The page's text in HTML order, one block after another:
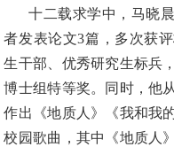
十二载求学中，马晓
者发表论文3篇，多次获
生干部、优秀研究生标兵
博士组特等奖。同时，他
作出《地质人》《我和我
校园歌曲，其中《地质人